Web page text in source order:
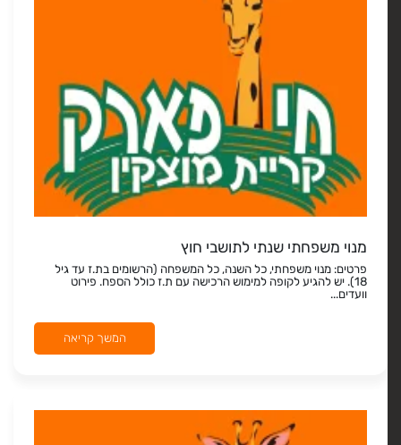
מנוי משפחתי שנתי לתושבי חוץ
פרטים: מנוי משפחתי, כל השנה, כל המשפחה (הרשומים בת.ז עד גיל
18). יש להגיע לקופה למימוש הרכישה עם ת.ז כולל הספח. פירוט
וועדים...
המשך קריאה